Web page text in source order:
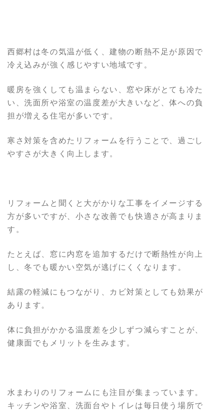
西郷村は冬の気温が低く、建物の断熱不足が原因で
冷え込みが強く感じやすい地域です。
暖房を強くしても温まらない、窓や床がとても冷た
い、洗面所や浴室の温度差が大きいなど、体への負
担が増える住宅が多いです。
寒さ対策を含めたリフォームを行うことで、過ごし
やすさが大きく向上します。
リフォームと聞くと大がかりな工事をイメージする
方が多いですが、小さな改善でも快適さが高まりま
す。
たとえば、窓に内窓を追加するだけで断熱性が向上
し、冬でも暖かい空気が逃げにくくなります。
結露の軽減にもつながり、カビ対策としても効果が
あります。
体に負担がかかる温度差を少しずつ減らすことが、
健康面でもメリットを生みます。
水まわりのリフォームにも注目が集まっています。
キッチンや浴室、洗面台やトイレは毎日使う場所で